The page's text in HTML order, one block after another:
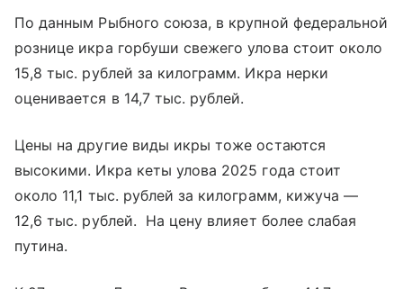
По данным Рыбного союза, в крупной федеральной
рознице икра горбуши свежего улова стоит около
15,8 тыс. рублей за килограмм. Икра нерки
оценивается в 14,7 тыс. рублей.
Цены на другие виды икры тоже остаются
высокими. Икра кеты улова 2025 года стоит
около 11,1 тыс. рублей за килограмм, кижуча —
12,6 тыс. рублей. На цену влияет более слабая
путина.